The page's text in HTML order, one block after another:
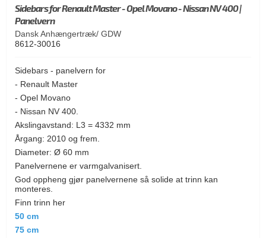
Sidebars for Renault Master - Opel Movano - Nissan NV 400 |
Panelvern
Dansk Anhængertræk/ GDW
8612-30016
Sidebars - panelvern for
- Renault Master
- Opel Movano
- Nissan NV 400.
Akslingavstand: L3 = 4332 mm
Årgang: 2010 og frem.
Diameter: Ø 60 mm
Panelvernene er varmgalvanisert.
God oppheng gjør panelvernene så solide at trinn kan
monteres.
Finn trinn her
50 cm
75 cm